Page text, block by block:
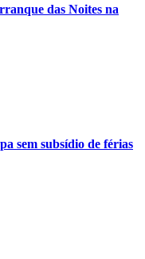
das Noites na
sem subsídio de férias